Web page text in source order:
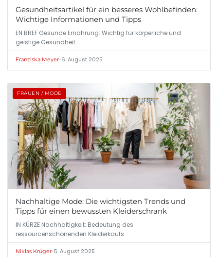
Gesundheitsartikel für ein besseres Wohlbefinden:
Wichtige Informationen und Tipps
EN BREF Gesunde Ernährung: Wichtig für körperliche und
geistige Gesundheit.
Franziska Meyer•6. August 2025
FRAUEN / MODE
Nachhaltige Mode: Die wichtigsten Trends und
Tipps für einen bewussten Kleiderschrank
IN KÜRZE Nachhaltigkeit: Bedeutung des
ressourcenschonenden Kleiderkaufs.
Niklas Krüger•5. August 2025